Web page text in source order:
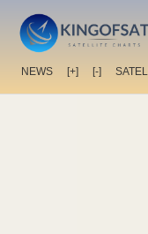
NEWS [+] [-]